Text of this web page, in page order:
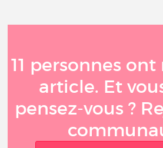
11 personnes
article. Et
pensez-vous ?